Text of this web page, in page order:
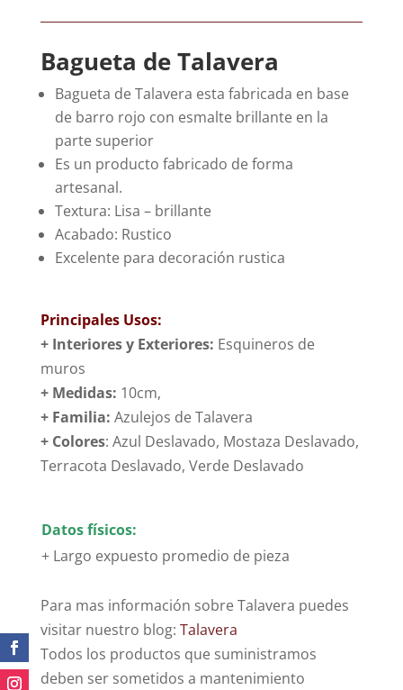
Bagueta de Talavera
Bagueta de Talavera esta fabricada en base
de barro rojo con esmalte brillante en la
parte superior
Es un producto fabricado de forma
artesanal.
Textura: Lisa – brillante
Acabado: Rustico
Excelente para decoración rustica
Principales Usos:
+ Interiores y Exteriores: Esquineros de
muros
+ Medidas: 10cm,
+ Familia: Azulejos de Talavera
+ Colores: Azul Deslavado, Mostaza Deslavado,
Terracota Deslavado, Verde Deslavado
Datos físicos:
+ Largo expuesto promedio de pieza
Para mas información sobre Talavera puedes
visitar nuestro blog: Talavera
Todos los productos que suministramos
deben ser sometidos a mantenimiento